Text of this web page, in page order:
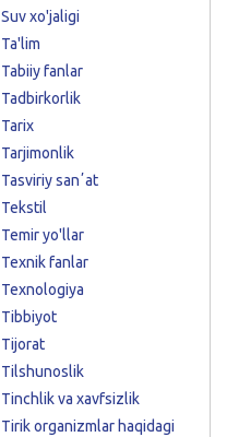
Suv xo'jaligi
Ta'lim
Tabiiy fanlar
Tadbirkorlik
Tarix
Tarjimonlik
Tasviriy sanʼat
Tekstil
Temir yo'llar
Texnik fanlar
Texnologiya
Tibbiyot
Tijorat
Tilshunoslik
Tinchlik va xavfsizlik
Tirik organizmlar haqidagi